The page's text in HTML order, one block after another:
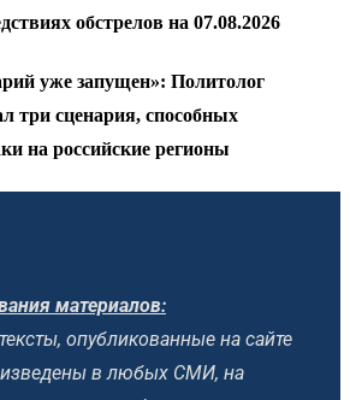
обстрелов на 07.08.2026
уже запущен»: Политолог
три сценария, способных
на российские регионы
материалов:
опубликованные на сайте
в любых СМИ, на